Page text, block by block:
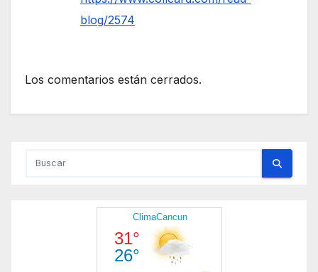
blog/2574
Los comentarios están cerrados.